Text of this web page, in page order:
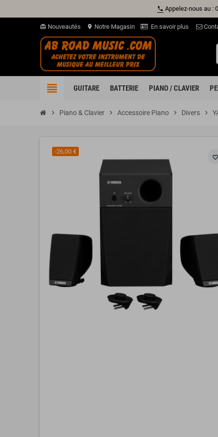
phone Appelez-nous au :
card_giftcard Nouveautés location_on Notre Magasin En savoir plus
view_headline GUITARE BATTERIE PIANO / CLAVIER
chevron_right Piano & Clavier chevron_right Accessoire Piano chevron_right Divers chevron_right
favorite_border
-26,00 €